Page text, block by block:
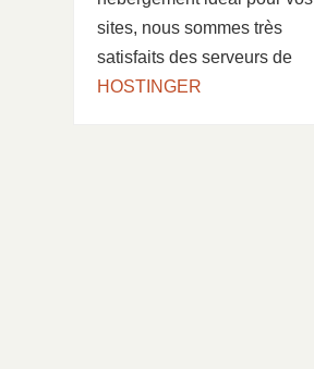
sites, nous sommes très
satisfaits des serveurs de
HOSTINGER